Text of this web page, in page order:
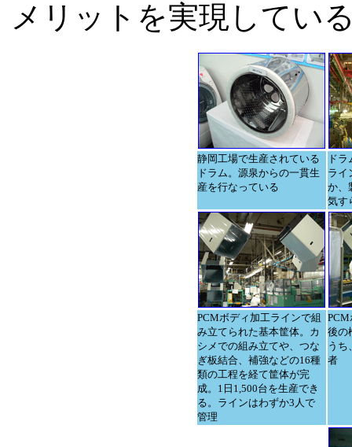
メリットを実現してい
静岡工場で生産されている
ドラム。源泉からの一貫生
産を行なっている
ド
ライ
か、
気す
PCMボディ加工ラインで組
み立てられた基本筐体。カ
シメでの組み立てや、つな
ぎ板結合、補強などの16種
類の工程を経て筐体が完
成。1日1,500台を生産でき
る。ラインはわずか3人で
管理
後の
うち
者